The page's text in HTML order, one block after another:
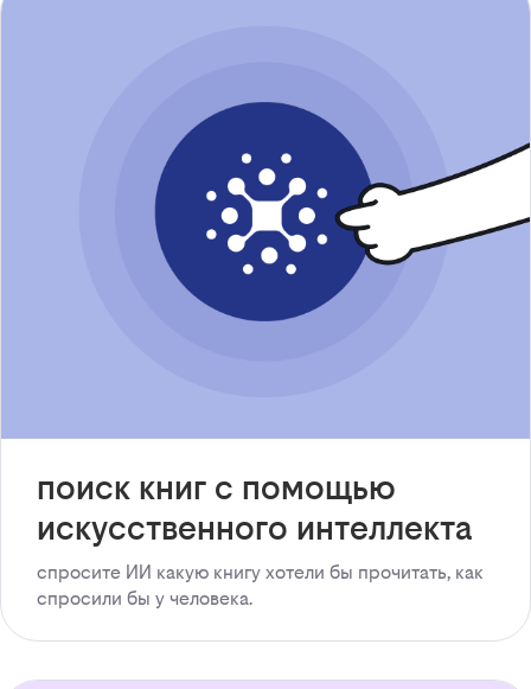
поиск книг с помощью
искусственного интеллекта
спросите ИИ какую книгу хотели бы прочитать, как
спросили бы у человека.